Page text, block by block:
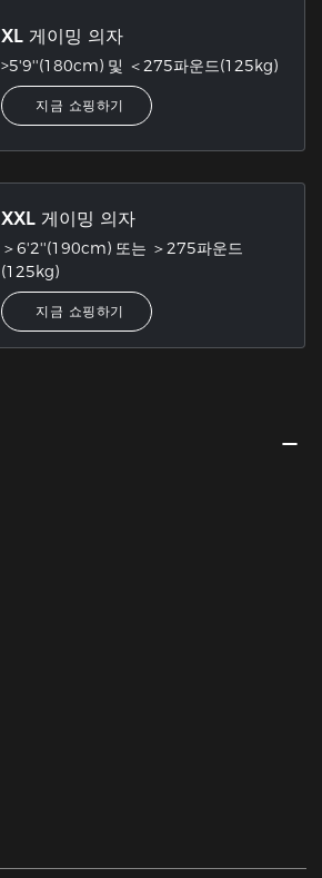
XL 게이밍 의자
>5'9''(180cm) 및 ＜275파운드(125kg)
지금 쇼핑하기
XXL 게이밍 의자
＞6'2''(190cm) 또는 ＞275파운드
(125kg)
지금 쇼핑하기